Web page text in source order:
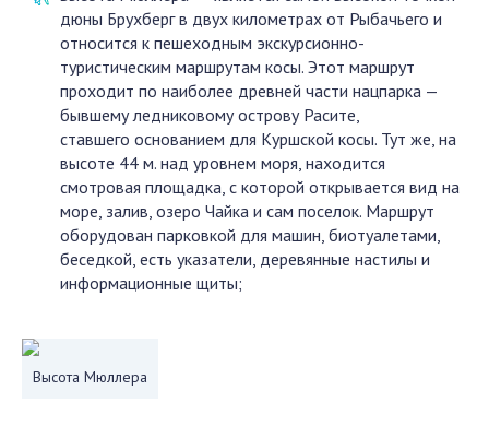
дюны Брухберг в двух километрах от Рыбачьего и
относится к пешеходным экскурсионно-
туристическим маршрутам косы. Этот маршрут
проходит по наиболее древней части нацпарка —
бывшему ледниковому острову Расите,
ставшего основанием для Куршской косы. Тут же, на
высоте 44 м. над уровнем моря, находится
смотровая площадка, с которой открывается вид на
море, залив, озеро Чайка и сам поселок. Маршрут
оборудован парковкой для машин, биотуалетами,
беседкой, есть указатели, деревянные настилы и
информационные щиты;
Высота Мюллера